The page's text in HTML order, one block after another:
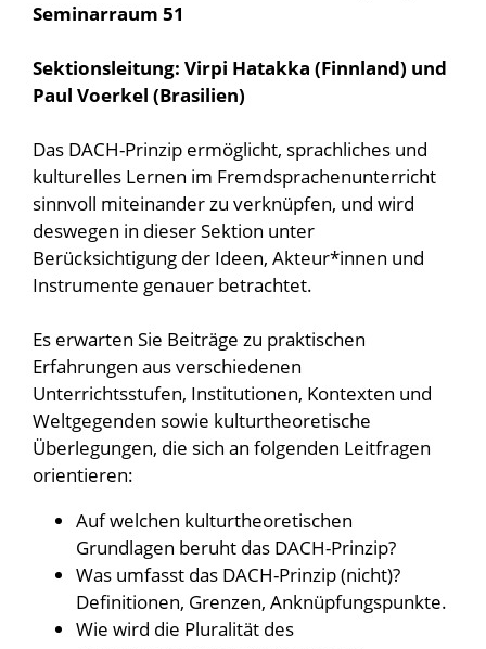
Seminarraum 51
Sektionsleitung: Virpi Hatakka (Finnland) und
Paul Voerkel (Brasilien)
Das DACH-Prinzip ermöglicht, sprachliches und
kulturelles Lernen im Fremdsprachenunterricht
sinnvoll miteinander zu verknüpfen, und wird
deswegen in dieser Sektion unter
Berücksichtigung der Ideen, Akteur*innen und
Instrumente genauer betrachtet.
Es erwarten Sie Beiträge zu praktischen
Erfahrungen aus verschiedenen
Unterrichtsstufen, Institutionen, Kontexten und
Weltgegenden sowie kulturtheoretische
Überlegungen, die sich an folgenden Leitfragen
orientieren:
Auf welchen kulturtheoretischen
Grundlagen beruht das DACH-Prinzip?
Was umfasst das DACH-Prinzip (nicht)?
Definitionen, Grenzen, Anknüpfungspunkte.
Wie wird die Pluralität des